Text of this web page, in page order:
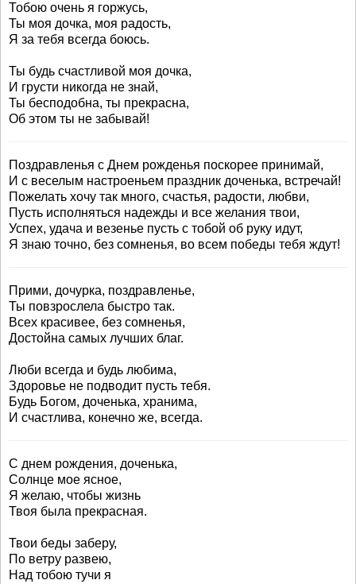
Тобою очень я горжусь,
Ты моя дочка, моя радость,
Я за тебя всегда боюсь.
Ты будь счастливой моя дочка,
И грусти никогда не знай,
Ты бесподобна, ты прекрасна,
Об этом ты не забывай!
Поздравленья с Днем рожденья поскорее принимай,
И с веселым настроеньем праздник доченька, встречай!
Пожелать хочу так много, счастья, радости, любви,
Пусть исполняться надежды и все желания твои,
Успех, удача и везенье пусть с тобой об руку идут,
Я знаю точно, без сомненья, во всем победы тебя ждут!
Прими, дочурка, поздравленье,
Ты повзрослела быстро так.
Всех красивее, без сомненья,
Достойна самых лучших благ.
Люби всегда и будь любима,
Здоровье не подводит пусть тебя.
Будь Богом, доченька, хранима,
И счастлива, конечно же, всегда.
С днем рождения, доченька,
Солнце мое ясное,
Я желаю, чтобы жизнь
Твоя была прекрасная.
Твои беды заберу,
По ветру развею,
Над тобою тучи я